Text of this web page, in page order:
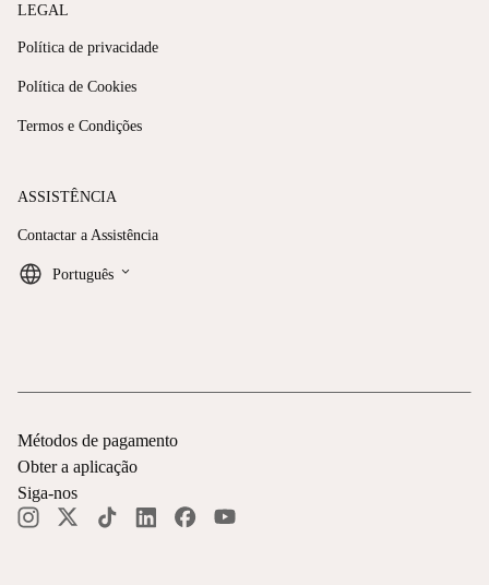
LEGAL
Política de privacidade
Política de Cookies
Termos e Condições
ASSISTÊNCIA
Contactar a Assistência
Português keyboard_arrow_down
Métodos de pagamento
Obter a aplicação
Siga-nos